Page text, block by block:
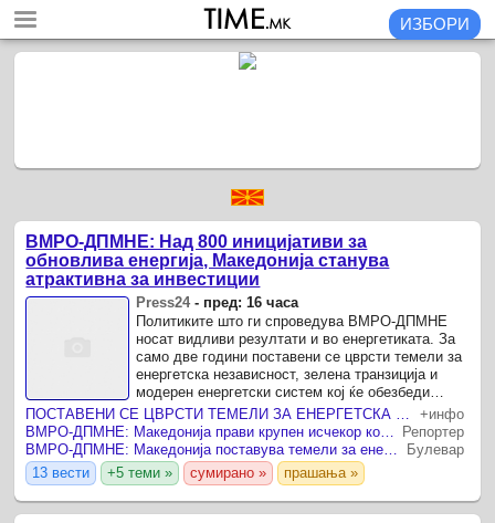
ИЗБОРИ
ВМРО-ДПМНЕ: Над 800 иницијативи за
обновлива енергија, Македонија станува
атрактивна за инвестиции
Press24- пред: 16 часа
Политиките што ги спроведува ВМРО-ДПМНЕ
носат видливи резултати и во енергетиката. За
само две години поставени се цврсти темели за
енергетска независност, зелена транзиција и
модерен енергетски систем кој ќе обезбеди
сигурност, нови инвестиции и одржлив развој, се
посочува во ...
ПОСТАВЕНИ СЕ ЦВРСТИ ТЕМЕЛИ ЗА ЕНЕРГЕТСКА НЕЗАВИСНОСТ НА МАКЕДОНИЈА Над 800 инвестициски иницијативи за нови проекти во обновливите извори
+инфо
ВМРО-ДПМНЕ: Македонија прави крупен исчекор кон енергетска независност со над 800 нови иницијативи за проекти во обновливи извори на енергија
Репортер
ВМРО-ДПМНЕ: Македонија поставува темели за енергетска независност и зелена транзиција
Булевар
13 вести
+5 теми » сумирано » прашања »